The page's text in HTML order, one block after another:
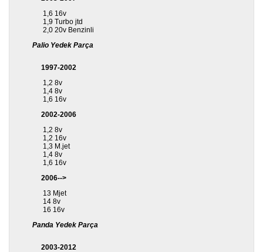
1,6 16v
1,9 Turbo jtd
2,0 20v Benzinli
Palio Yedek Parça
1997-2002
1,2 8v
1,4 8v
1,6 16v
2002-2006
1,2 8v
1,2 16v
1,3 M.jet
1,4 8v
1,6 16v
2006-->
13 Mjet
14 8v
16 16v
Panda Yedek Parça
2003-2012